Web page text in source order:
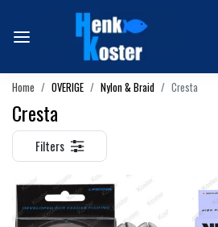
Home OVERIGE Nylon & Braid Cresta
Cresta
Filters